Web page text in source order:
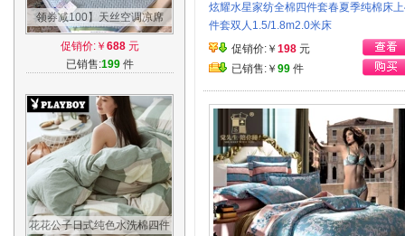
领券减100】天丝空调凉席
1.8m床1.2夏季冰丝软席1.5米
席子三件套
促销价:￥ 688元
已销售:199件
花花公子日式纯色水洗棉四件
炫耀水星家纺全棉四件套春夏季纯棉床
件套双人1.5/1.8m2.0米床
促销价:￥ 198 元
已销售:￥ 99 件